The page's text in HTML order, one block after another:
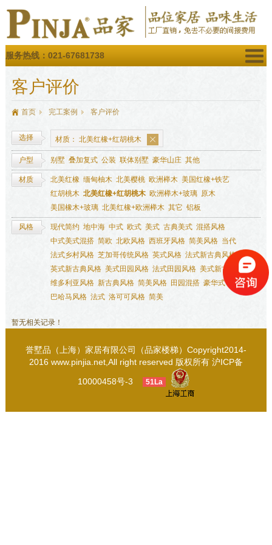
服务热线：021-67681738
客户评价
首页 完工案例 客户评价
选择 材质： 北美红橡+红胡桃木
户型 别墅 叠加复式 公装 联体别墅 豪华山庄 其他
材质 北美红橡 缅甸柚木 北美樱桃 欧洲榉木 美国红橡+铁艺
红胡桃木 北美红橡+红胡桃木 欧洲榉木+玻璃 原木
美国橡木+玻璃 北美红橡+欧洲榉木 其它 铝板
风格 现代简约 地中海 中式 欧式 美式 古典美式 混搭风格
中式美式混搭 简欧 北欧风格 西班牙风格 简美风格 当代
法式乡村风格 芝加哥传统风格 英式风格 法式新古典风格
英式新古典风格 美式田园风格 法式田园风格 美式新古典风格
维多利亚风格 新古典风格 简美风格 田园混搭 豪华式
巴哈马风格 法式 洛可可风格 简美
暂无相关记录！
誉墅品（上海）家居有限公司（品家楼梯）Copyright2014-
2016 www.pinjia.net,All right reserved 版权所有 沪ICP备
10000458号-3 51La